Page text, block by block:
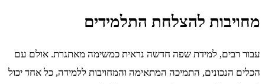
מחויבות להצלחת התלמידים
עבור רבים, למידת שפה חדשה נראית כמשימה מאתגרת. אולם עם
הכלים הנכונים, התמיכה המתאימה והמחויבות ללמידה, כל אחד יכול